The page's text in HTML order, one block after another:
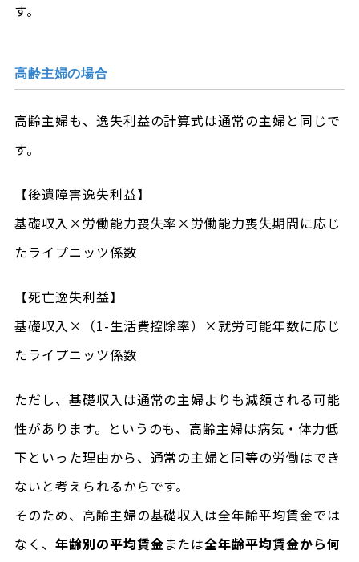
す。
高齢主婦の場合
高齢主婦も、逸失利益の計算式は通常の主婦と同じで
す。
【後遺障害逸失利益】
基礎収入×労働能力喪失率×労働能力喪失期間に応じ
たライプニッツ係数
【死亡逸失利益】
基礎収入×（1-生活費控除率）×就労可能年数に応じ
たライプニッツ係数
ただし、基礎収入は通常の主婦よりも減額される可能
性があります。というのも、高齢主婦は病気・体力低
下といった理由から、通常の主婦と同等の労働はでき
ないと考えられるからです。
そのため、高齢主婦の基礎収入は全年齢平均賃金では
なく、 年齢別の平均賃金または全年齢平均賃金から何